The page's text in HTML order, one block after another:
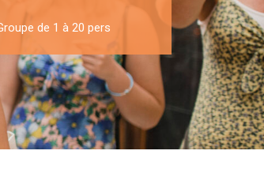
de 1 à 20 pers